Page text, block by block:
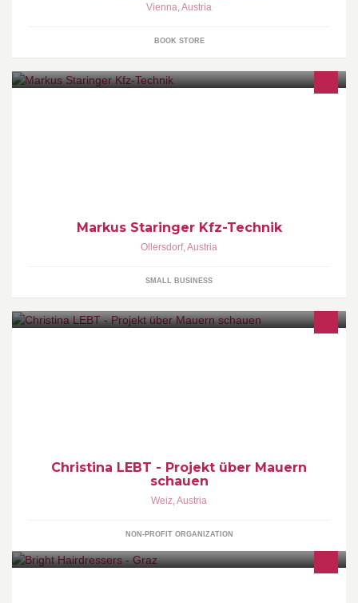
Vienna,Austria
BOOK STORE
Markus Staringer Kfz-Technik
Ollersdorf,Austria
SMALL BUSINESS
Christina LEBT - Projekt über Mauern
schauen
Weiz,Austria
NON-PROFIT ORGANIZATION